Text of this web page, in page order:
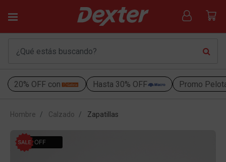
20% OFF con Hasta 30% OFF Promo
Hombre Calzado Zapatillas
50% OFF